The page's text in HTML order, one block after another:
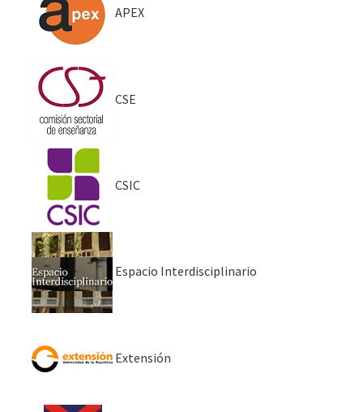
APEX
CSE
CSIC
Espacio Interdisciplinario
Extensión